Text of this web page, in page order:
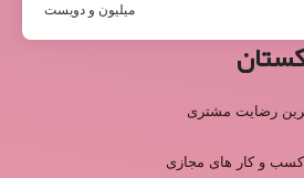
میلیون و دویست
رضایت مشتری
کسب و کار های مجازی